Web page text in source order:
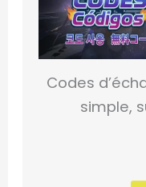
Codes
simple,